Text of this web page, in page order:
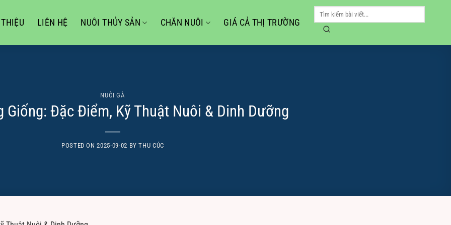
LIÊN HỆ NUÔI THỦY SẢN CHĂN NUÔI GIÁ CẢ THỊ TRƯỜNG
NUÔI GÀ
Giống: Đặc Điểm, Kỹ Thuật Nuôi & Dinh Dưỡng
POSTED ON2025-09-02 BYTHU CÚC